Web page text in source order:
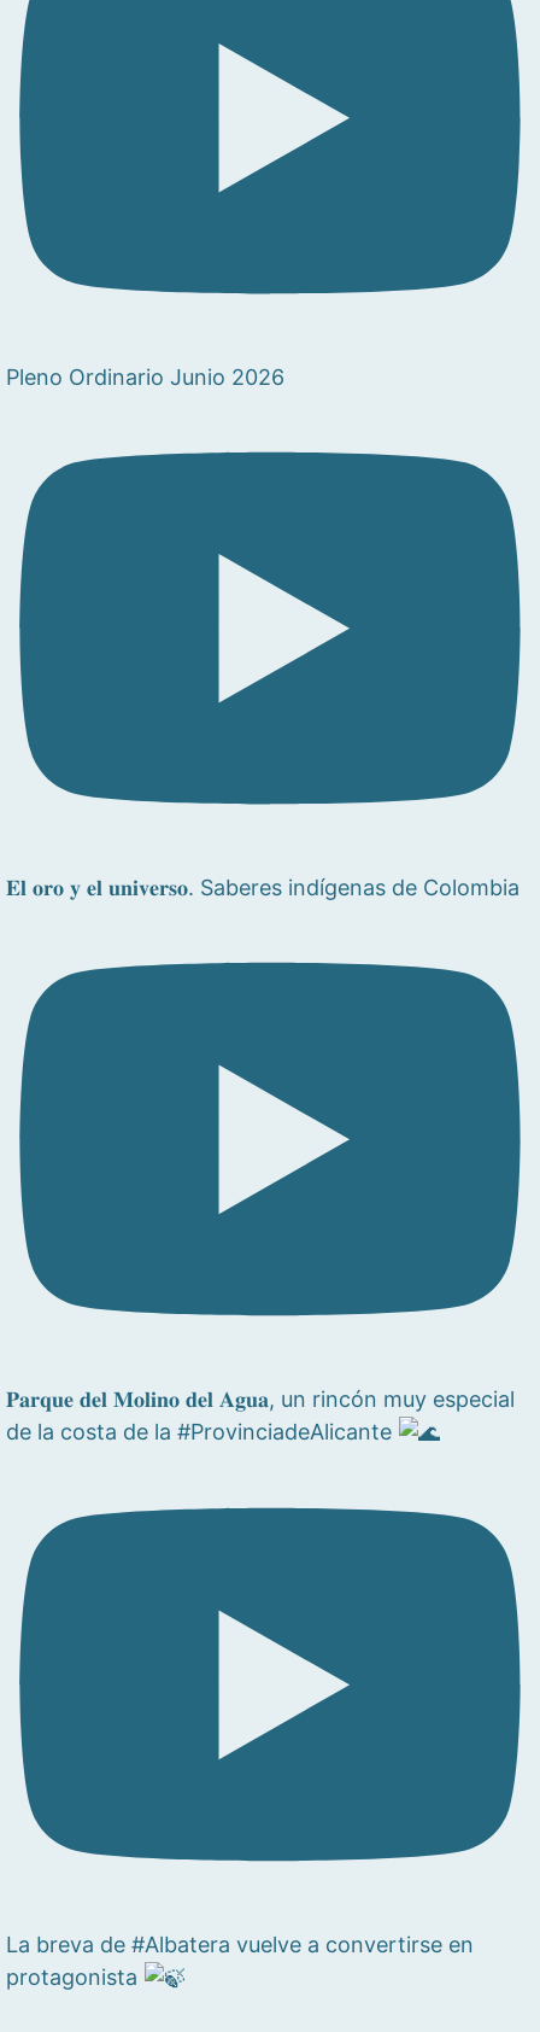
Pleno Ordinario Junio 2026
𝐄𝐥 𝐨𝐫𝐨 𝐲 𝐞𝐥 𝐮𝐧𝐢𝐯𝐞𝐫𝐬𝐨. Saberes indígenas de Colombia
𝐏𝐚𝐫𝐪𝐮𝐞 𝐝𝐞𝐥 𝐌𝐨𝐥𝐢𝐧𝐨 𝐝𝐞𝐥 𝐀𝐠𝐮𝐚, un rincón muy especial
de la costa de la #ProvinciadeAlicante
La breva de #Albatera vuelve a convertirse en
protagonista